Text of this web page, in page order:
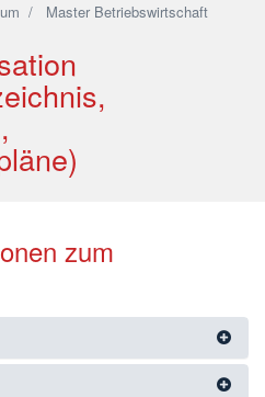
/ Master Betriebswirtschaft
zum